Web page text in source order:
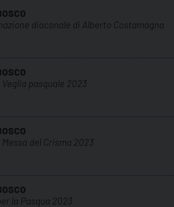
diaconale di Alberto Costamagna
pasquale 2023
del Crisma 2023
la Pasqua 2023